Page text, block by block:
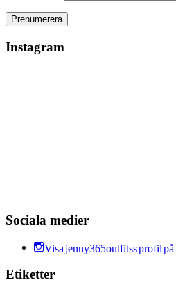
Instagram
Sociala medier
Visa jenny365outfitss profil på
Etiketter